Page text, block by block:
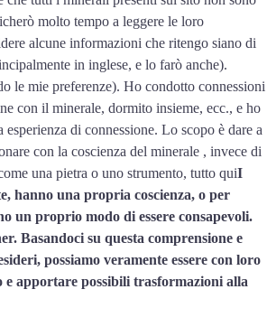
molto tempo a leggere le loro
alcune informazioni che ritengo siano di
in inglese, e lo farò anche).
le mie preferenze). Ho condotto connessioni
con il minerale, dormito insieme, ecc., e ho
esperienza di connessione. Lo scopo è dare a
con la coscienza del minerale , invece di
una pietra o uno strumento, tutto quiI
hanno una propria coscienza, o per
un proprio modo di essere consapevoli.
Basandoci su questa comprensione e
possiamo veramente essere con loro
e apportare possibili trasformazioni alla